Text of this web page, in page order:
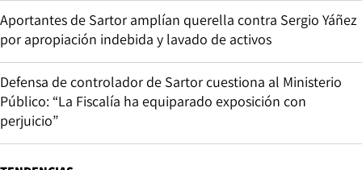
Aportantes de Sartor amplían querella contra Sergio Yáñez
por apropiación indebida y lavado de activos
Defensa de controlador de Sartor cuestiona al Ministerio
Público: “La Fiscalía ha equiparado exposición con
perjuicio”